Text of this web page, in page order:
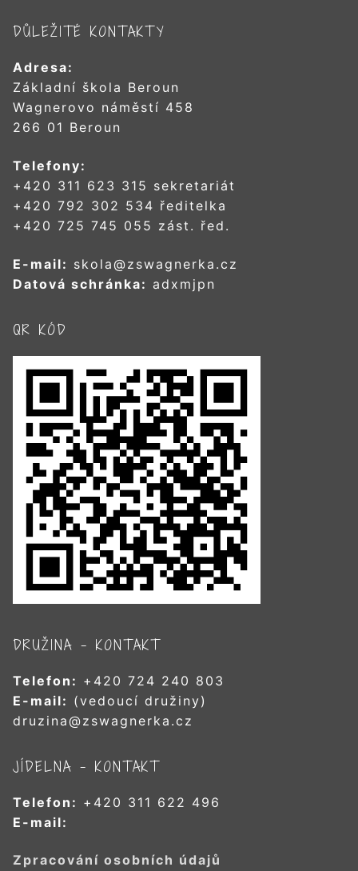
DŮLEŽITÉ KONTAKTY
Adresa:
Základní škola Beroun
Wagnerovo náměstí 458
266 01 Beroun
Telefony:
+420 311 623 315 sekretariát
+420 792 302 534 ředitelka
+420 725 745 055 zást. řed.
E-mail: skola@zswagnerka.cz
Datová schránka: adxmjpn
QR KÓD
DRUŽINA – KONTAKT
Telefon: +420 724 240 803
E-mail: (vedoucí družiny)
druzina@zswagnerka.cz
JÍDELNA – KONTAKT
Telefon: +420 311 622 496
E-mail:
Zpracování osobních údajů